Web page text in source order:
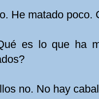
He matado poco.
es lo que ha
no. No hay